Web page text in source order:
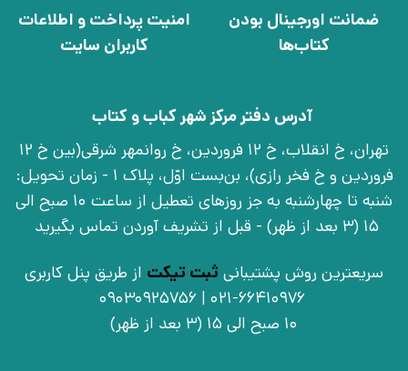
ضمانت اورجینال بودن
کتاب‌ها
امنیت پرداخت و اطلاعات
کاربران سایت
آدرس دفتر مرکز شهر کباب و کتاب
تهران، خ انقلاب، خ 12 فروردین، خ روانمهر شرقی(بین خ 12
فروردین و خ فخر رازی)، بن‌بست اوّل، پلاک 1 - زمان تحویل:
شنبه تا چهارشنبه به جز روزهای تعطیل از ساعت 10 صبح الی
15 (3 بعد از ظهر) - قبل از تشریف آوردن تماس بگیرید
سریعترین روش پشتیبانی ثبت تیکت از طریق پنل کاربری
021-66410976 | 09030925756
10 صبح الی 15 (3 بعد از ظهر)